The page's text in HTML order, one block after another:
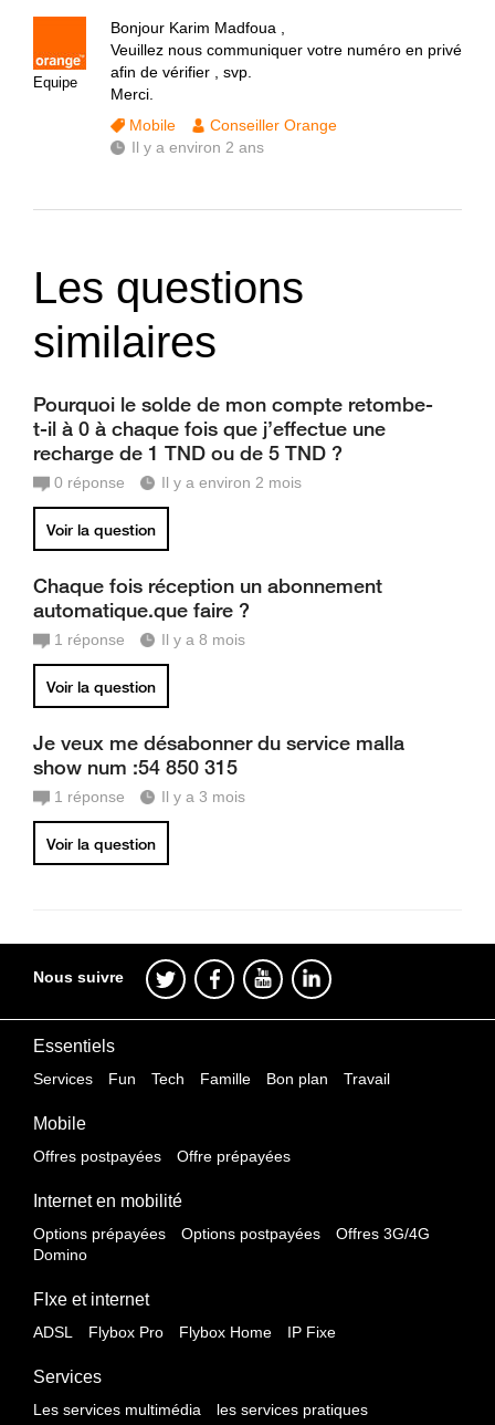
Equipe
Bonjour Karim Madfoua ,
Veuillez nous communiquer votre numéro en privé
afin de vérifier , svp.
Merci.
Mobile
Conseiller Orange
Il y a environ 2 ans
Les questions
similaires
Pourquoi le solde de mon compte retombe-
t-il à 0 à chaque fois que j’effectue une
recharge de 1 TND ou de 5 TND ?
0 réponse Il y a environ 2 mois
Voir la question
Chaque fois réception un abonnement
automatique.que faire ?
1 réponse Il y a 8 mois
Voir la question
Je veux me désabonner du service malla
show num :54 850 315
1 réponse Il y a 3 mois
Voir la question
Nous suivre
Essentiels
Services Fun Tech Famille Bon plan Travail
Mobile
Offres postpayées Offre prépayées
Internet en mobilité
Options prépayées Options postpayées
Offres 3G/4G
Domino
FIxe et internet
ADSL Flybox Pro Flybox Home IP Fixe
Services
Les services multimédia les services pratiques